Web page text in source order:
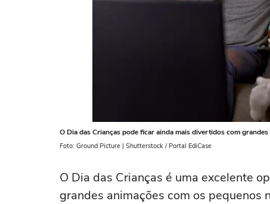
O Dia das Crianças pode ficar ainda mais divertidos com
Foto: Ground Picture | Shutterstock / Portal EdiCase
O Dia das Crianças é uma excelente
grandes animações com os